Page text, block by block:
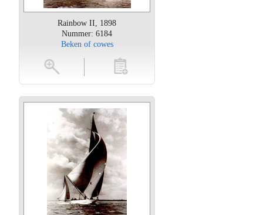
Rainbow II, 1898
Nummer: 6184
Beken of cowes
toevoegen